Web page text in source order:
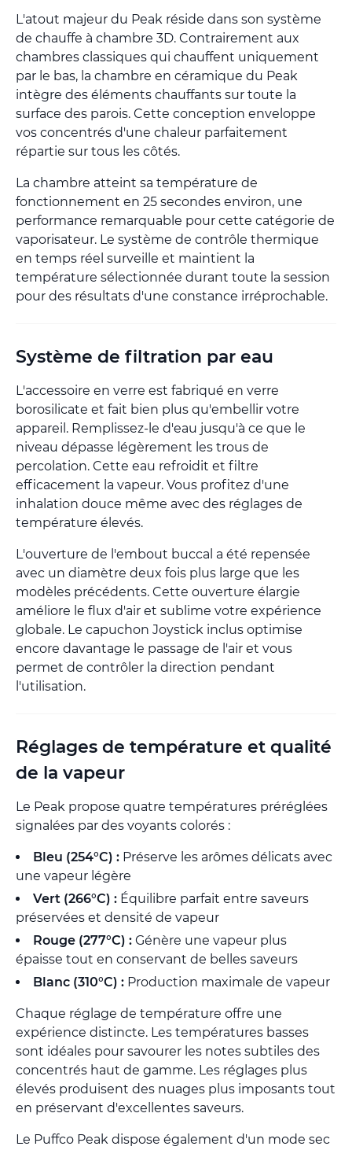
L'atout majeur du Peak réside dans son système
de chauffe à chambre 3D. Contrairement aux
chambres classiques qui chauffent uniquement
par le bas, la chambre en céramique du Peak
intègre des éléments chauffants sur toute la
surface des parois. Cette conception enveloppe
vos concentrés d'une chaleur parfaitement
répartie sur tous les côtés.
La chambre atteint sa température de
fonctionnement en 25 secondes environ, une
performance remarquable pour cette catégorie de
vaporisateur. Le système de contrôle thermique
en temps réel surveille et maintient la
température sélectionnée durant toute la session
pour des résultats d'une constance irréprochable.
Système de filtration par eau
L'accessoire en verre est fabriqué en verre
borosilicate et fait bien plus qu'embellir votre
appareil. Remplissez-le d'eau jusqu'à ce que le
niveau dépasse légèrement les trous de
percolation. Cette eau refroidit et filtre
efficacement la vapeur. Vous profitez d'une
inhalation douce même avec des réglages de
température élevés.
L'ouverture de l'embout buccal a été repensée
avec un diamètre deux fois plus large que les
modèles précédents. Cette ouverture élargie
améliore le flux d'air et sublime votre expérience
globale. Le capuchon Joystick inclus optimise
encore davantage le passage de l'air et vous
permet de contrôler la direction pendant
l'utilisation.
Réglages de température et qualité
de la vapeur
Le Peak propose quatre températures préréglées
signalées par des voyants colorés :
Bleu (254°C) : Préserve les arômes délicats avec
une vapeur légère
Vert (266°C) : Équilibre parfait entre saveurs
préservées et densité de vapeur
Rouge (277°C) : Génère une vapeur plus
épaisse tout en conservant de belles saveurs
Blanc (310°C) : Production maximale de vapeur
Chaque réglage de température offre une
expérience distincte. Les températures basses
sont idéales pour savourer les notes subtiles des
concentrés haut de gamme. Les réglages plus
élevés produisent des nuages plus imposants tout
en préservant d'excellentes saveurs.
Le Puffco Peak dispose également d'un mode sec